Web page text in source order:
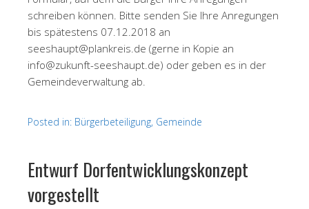
schreiben können. Bitte senden Sie Ihre Anregungen
bis spätestens 07.12.2018 an
seeshaupt@plankreis.de (gerne in Kopie an
info@zukunft-seeshaupt.de) oder geben es in der
Gemeindeverwaltung ab.
Posted in: Bürgerbeteiligung, Gemeinde
Entwurf Dorfentwicklungskonzept
vorgestellt